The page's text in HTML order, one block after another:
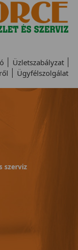
Üzletszabályzat
Ügyfélszolgálat
szerviz